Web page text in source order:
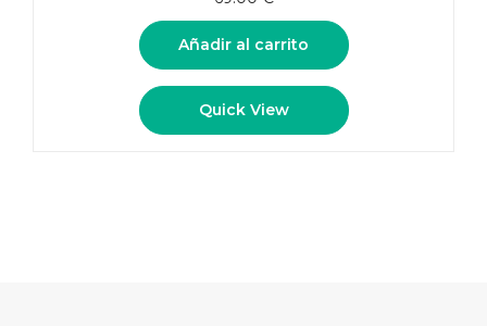
Añadir al carrito
Quick View